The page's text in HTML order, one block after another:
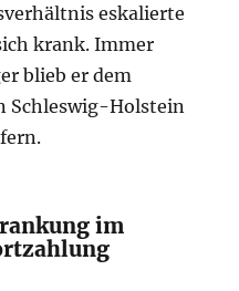
eskalierte
krank. Immer
blieb er dem
Holstein
im